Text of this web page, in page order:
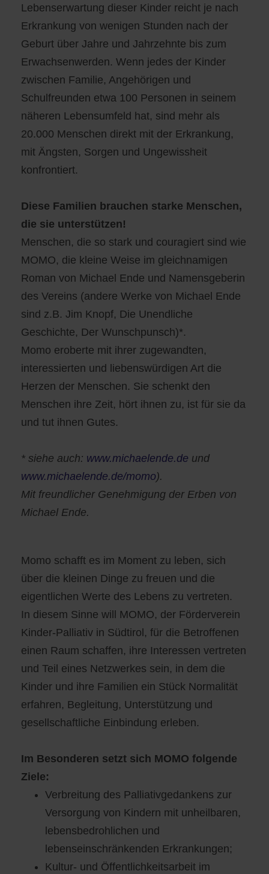
Lebenserwartung dieser Kinder reicht je nach
Erkrankung von wenigen Stunden nach der
Geburt über Jahre und Jahrzehnte bis zum
Erwachsenwerden. Wenn jedes der Kinder
zwischen Familie, Angehörigen und
Schulfreunden etwa 100 Personen in seinem
näheren Lebensumfeld hat, sind mehr als
20.000 Menschen direkt mit der Erkrankung,
mit Ängsten, Sorgen und Ungewissheit
konfrontiert.
Diese Familien brauchen starke Menschen,
die sie unterstützen!
Menschen, die so stark und couragiert sind wie
MOMO, die kleine Weise im gleichnamigen
Roman von Michael Ende und Namensgeberin
des Vereins (andere Werke von Michael Ende
sind z.B. Jim Knopf, Die Unendliche
Geschichte, Der Wunschpunsch)*.
Momo eroberte mit ihrer zugewandten,
interessierten und liebenswürdigen Art die
Herzen der Menschen. Sie schenkt den
Menschen ihre Zeit, hört ihnen zu, ist für sie da
und tut ihnen Gutes.
* siehe auch: www.michaelende.de und
www.michaelende.de/momo).
Mit freundlicher Genehmigung der Erben von
Michael Ende.
Momo schafft es im Moment zu leben, sich
über die kleinen Dinge zu freuen und die
eigentlichen Werte des Lebens zu vertreten.
In diesem Sinne will MOMO, der Förderverein
Kinder-Palliativ in Südtirol, für die Betroffenen
einen Raum schaffen, ihre Interessen vertreten
und Teil eines Netzwerkes sein, in dem die
Kinder und ihre Familien ein Stück Normalität
erfahren, Begleitung, Unterstützung und
gesellschaftliche Einbindung erleben.
Im Besonderen setzt sich MOMO folgende
Ziele:
Verbreitung des Palliativgedankens zur
Versorgung von Kindern mit unheilbaren,
lebensbedrohlichen und
lebenseinschränkenden Erkrankungen;
Kultur- und Öffentlichkeitsarbeit im